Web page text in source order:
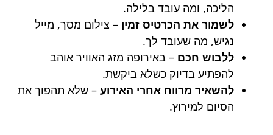
הליכה, ומה עובד בלילה.
לשמור את הכרטיס זמין – צילום מסך, מייל
נגיש, מה שעובד לך.
ללבוש חכם – באירופה מזג האוויר אוהב
להפתיע בדיוק כשלא ביקשת.
להשאיר מרווח אחרי האירוע – שלא תהפוך את
הסיום למירוץ.